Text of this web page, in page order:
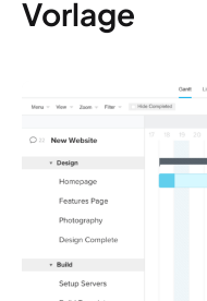
Vorlage